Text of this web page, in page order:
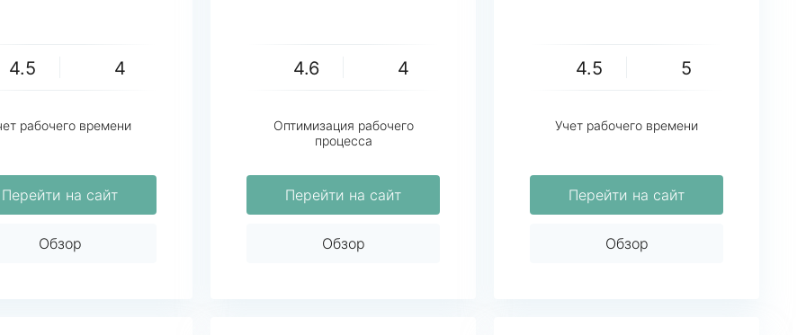
4.5 4
рабочего времени
Перейти на сайт
Обзор
4.6 4
Оптимизация рабочего
процесса
Перейти на сайт
Обзор
4.5 5
Учет рабочего времени
Перейти на сайт
Обзор